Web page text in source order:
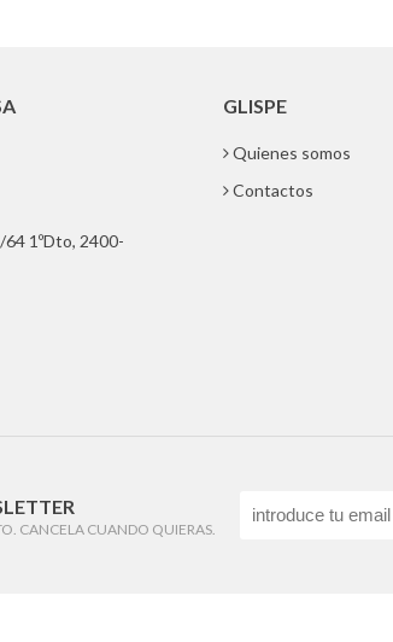
1ºDto, 2400-
GLISPE
Quienes somos
Contactos
CANCELA CUANDO QUIERAS.